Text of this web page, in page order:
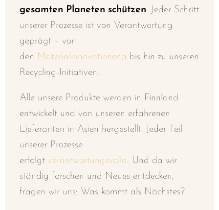
gesamten Planeten schützen. Jeder Schritt
unserer Prozesse ist von Verantwortung
geprägt – von
den Materialinnovationena bis hin zu unseren
Recycling-Initiativen.
Alle unsere Produkte werden in Finnland
entwickelt und von unseren erfahrenen
Lieferanten in Asien hergestellt. Jeder Teil
unserer Prozesse
erfolgt verantwortungsvolla. Und da wir
ständig forschen und Neues entdecken,
fragen wir uns: Was kommt als Nächstes?